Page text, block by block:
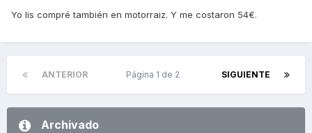
Yo lis compré también en motorraiz. Y me costaron 54€.
ANTERIOR SIGUIENTE
Página 1 de 2
Archivado